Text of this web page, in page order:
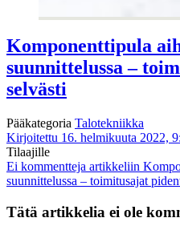
Komponenttipula
suunnittelussa –
selvästi
Pääkategoria Talotekniikka
Kirjoitettu 16. helmikuuta 2022,
Tilaajille
Ei kommentteja artikkeliin
suunnittelussa – toimitusajat
Tätä artikkelia ei ole